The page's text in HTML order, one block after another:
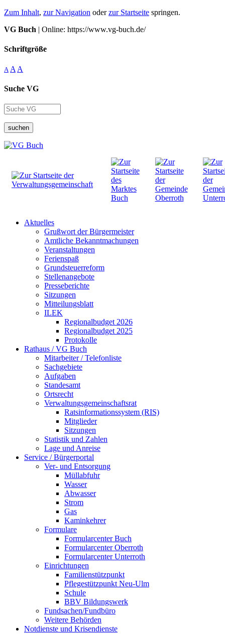
Zum Inhalt, zur Navigation oderzur Startseite springen.
VG Buch | Online: https://www.vg-buch.de/
Schriftgröße
A A A
Suche VG
suchen
Aktuelles
Grußwort der Bürgermeister
Amtliche Bekanntmachungen
Veranstaltungen
Ferienspaß
Grundsteuerreform
Stellenangebote
Presseberichte
Sitzungen
Mitteilungsblatt
ILEK
Regionalbudget 2026
Regionalbudget 2025
Protokolle
Rathaus / VG Buch
Mitarbeiter / Telefonliste
Sachgebiete
Aufgaben
Standesamt
Ortsrecht
Verwaltungsgemeinschaftsrat
Ratsinformationssystem (RIS)
Mitglieder
Sitzungen
Statistik und Zahlen
Lage und Anreise
Service / Bürgerportal
Ver- und Entsorgung
Müllabfuhr
Wasser
Abwasser
Strom
Gas
Kaminkehrer
Formulare
Formularcenter Buch
Formularcenter Oberroth
Formularcenter Unterroth
Einrichtungen
Familienstützpunkt
Pflegestützpunkt Neu-Ulm
Schule
BBV Bildungswerk
Fundsachen/Fundbüro
Weitere Behörden
Notdienste und Krisendienste